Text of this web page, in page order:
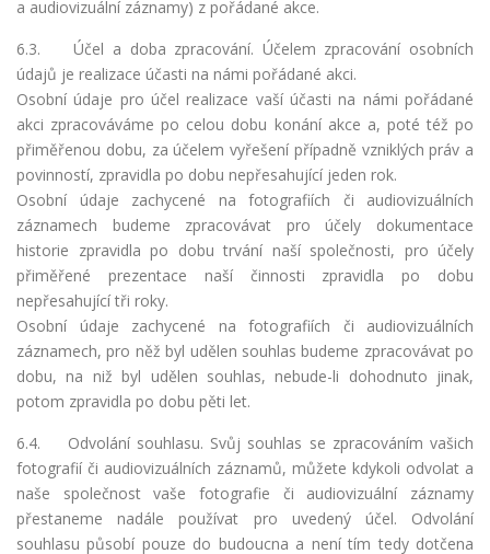
a audiovizuální záznamy) z pořádané akce.
6.3. Účel a doba zpracování. Účelem zpracování osobních
údajů je realizace účasti na námi pořádané akci.
Osobní údaje pro účel realizace vaší účasti na námi pořádané
akci zpracováváme po celou dobu konání akce a, poté též po
přiměřenou dobu, za účelem vyřešení případně vzniklých práv a
povinností, zpravidla po dobu nepřesahující jeden rok.
Osobní údaje zachycené na fotografiích či audiovizuálních
záznamech budeme zpracovávat pro účely dokumentace
historie zpravidla po dobu trvání naší společnosti, pro účely
přiměřené prezentace naší činnosti zpravidla po dobu
nepřesahující tři roky.
Osobní údaje zachycené na fotografiích či audiovizuálních
záznamech, pro něž byl udělen souhlas budeme zpracovávat po
dobu, na niž byl udělen souhlas, nebude-li dohodnuto jinak,
potom zpravidla po dobu pěti let.
6.4. Odvolání souhlasu. Svůj souhlas se zpracováním vašich
fotografií či audiovizuálních záznamů, můžete kdykoli odvolat a
naše společnost vaše fotografie či audiovizuální záznamy
přestaneme nadále používat pro uvedený účel. Odvolání
souhlasu působí pouze do budoucna a není tím tedy dotčena